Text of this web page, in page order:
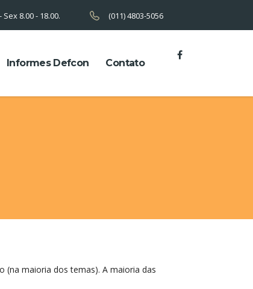
Sex 8.00 - 18.00. (011) 4803-5056
Informes Defcon Contato
(na maioria dos temas). A maioria das